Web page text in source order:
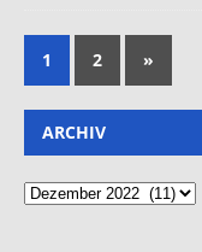
1 2 »
ARCHIV